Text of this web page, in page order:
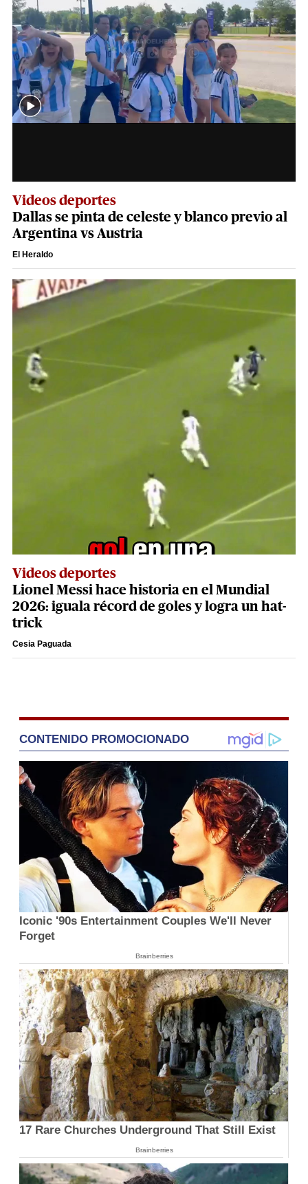
Videos deportes
Dallas se pinta de celeste y blanco previo al
Argentina vs Austria
El Heraldo
Videos deportes
Lionel Messi hace historia en el Mundial
2026: iguala récord de goles y logra un hat-
trick
Cesia Paguada
CONTENIDO PROMOCIONADO
Iconic '90s Entertainment Couples We'll Never
Forget
Brainberries
17 Rare Churches Underground That Still Exist
Brainberries